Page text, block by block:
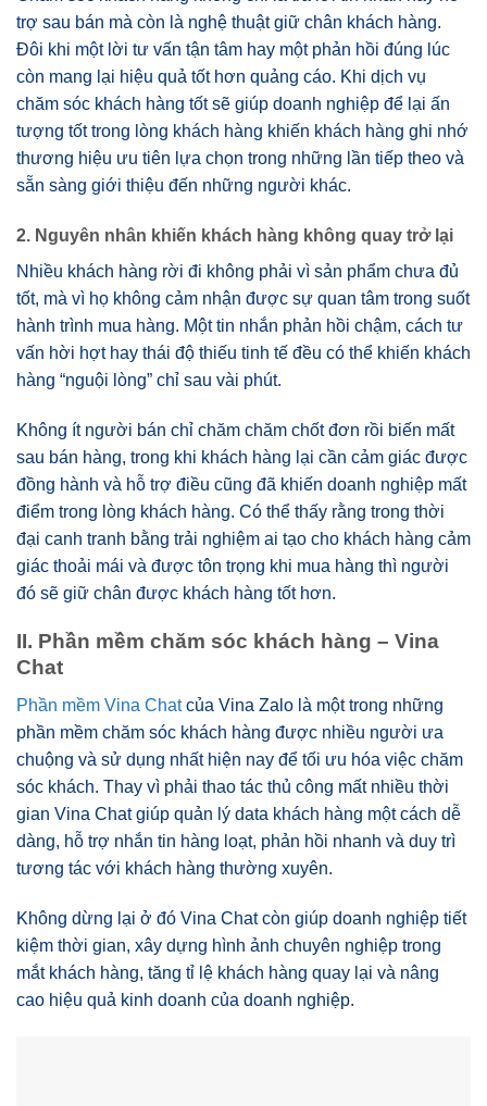
trợ sau bán mà còn là nghệ thuật giữ chân khách hàng.
Đôi khi một lời tư vấn tận tâm hay một phản hồi đúng lúc
còn mang lại hiệu quả tốt hơn quảng cáo. Khi dịch vụ
chăm sóc khách hàng tốt sẽ giúp doanh nghiệp để lại ấn
tượng tốt trong lòng khách hàng khiến khách hàng ghi nhớ
thương hiệu ưu tiên lựa chọn trong những lần tiếp theo và
sẵn sàng giới thiệu đến những người khác.
2. Nguyên nhân khiến khách hàng không quay trở lại
Nhiều khách hàng rời đi không phải vì sản phẩm chưa đủ
tốt, mà vì họ không cảm nhận được sự quan tâm trong suốt
hành trình mua hàng. Một tin nhắn phản hồi chậm, cách tư
vấn hời hợt hay thái độ thiếu tinh tế đều có thể khiến khách
hàng “nguội lòng” chỉ sau vài phút.
Không ít người bán chỉ chăm chăm chốt đơn rồi biến mất
sau bán hàng, trong khi khách hàng lại cần cảm giác được
đồng hành và hỗ trợ điều cũng đã khiến doanh nghiệp mất
điểm trong lòng khách hàng. Có thể thấy rằng trong thời
đại canh tranh bằng trải nghiệm ai tạo cho khách hàng cảm
giác thoải mái và được tôn trọng khi mua hàng thì người
đó sẽ giữ chân được khách hàng tốt hơn.
II. Phần mềm chăm sóc khách hàng – Vina
Chat
Phần mềm Vina Chatcủa Vina Zalo là một trong những
phần mềm chăm sóc khách hàng được nhiều người ưa
chuộng và sử dụng nhất hiện nay để tối ưu hóa việc chăm
sóc khách. Thay vì phải thao tác thủ công mất nhiều thời
gian Vina Chat giúp quản lý data khách hàng một cách dễ
dàng, hỗ trợ nhắn tin hàng loạt, phản hồi nhanh và duy trì
tương tác với khách hàng thường xuyên.
Không dừng lại ở đó Vina Chat còn giúp doanh nghiệp tiết
kiệm thời gian, xây dựng hình ảnh chuyên nghiệp trong
mắt khách hàng, tăng tỉ lệ khách hàng quay lại và nâng
cao hiệu quả kinh doanh của doanh nghiệp.